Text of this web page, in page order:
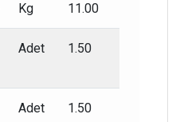
Kg 11.00
Adet 1.50
Adet 1.50